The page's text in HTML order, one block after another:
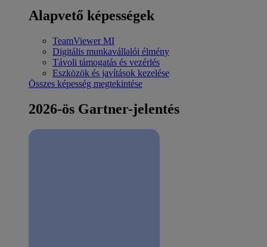
Alapvető képességek
TeamViewer MI
Digitális munkavállalói élmény
Távoli támogatás és vezérlés
Eszközök és javítások kezelése
Összes képesség megtekintése
2026-ös Gartner-jelentés